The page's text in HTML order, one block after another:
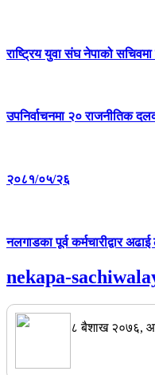
राष्ट्रिय युवा संघ नेपाको
उपनिर्वाचनमा २० राजनीतिक
२०८१/०५/२६
नलगाडका पूर्व कर्मचारीद्वार
nekapa-
८ बैशाख २०७६,